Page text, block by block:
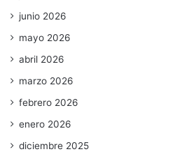
junio 2026
mayo 2026
abril 2026
marzo 2026
febrero 2026
enero 2026
diciembre 2025